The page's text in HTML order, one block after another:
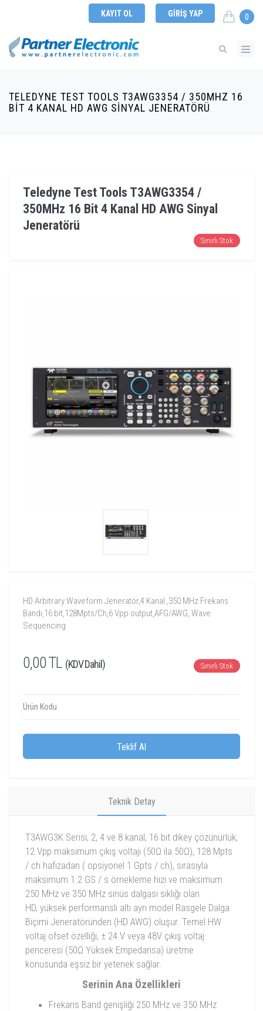
KAYIT OL GIRIŞ YAP 0
TELEDYNE TEST TOOLS T3AWG3354 / 350MHZ 16
BIT 4 KANAL HD AWG SINYAL JENERATÖRÜ
Teledyne Test Tools T3AWG3354 /
350MHz 16 Bit 4 Kanal HD AWG Sinyal
Jeneratörü
Sınırlı Stok
HD Arbitrary Waveform Jeneratör,4 Kanal ,350 MHz Frekans
Bandı,16 bit,128Mpts/Ch,6 Vpp output,AFG/AWG, Wave
Sequencing
0,00 TL (KDV Dahil) Sınırlı Stok
Ürün Kodu
Teklif Al
Teknik Detay
T3AWG3K Serisi, 2, 4 ve 8 kanal, 16 bit dikey çözünürlük,
12 Vpp maksimum çıkış voltajı (50Ω ila 50Ω), 128 Mpts
/ ch hafızadan ( opsiyonel 1 Gpts / ch), sırasıyla
maksimum 1.2 GS / s örnekleme hızı ve maksimum
250 MHz ve 350 MHz sinüs dalgası sıklığı olan
HD, yüksek performanslı altı ayrı model Rasgele Dalga
Biçimi Jeneratöründen (HD AWG) oluşur. Temel HW
voltaj ofset özelliği, ± 24 V veya 48V çıkış voltaj
penceresi (50Ω Yüksek Empedansa) üretme
konusunda eşsiz bir yetenek sağlar.
Serinin Ana Özellikleri
Frekans Band genişliği 250 MHz ve 350 MHz